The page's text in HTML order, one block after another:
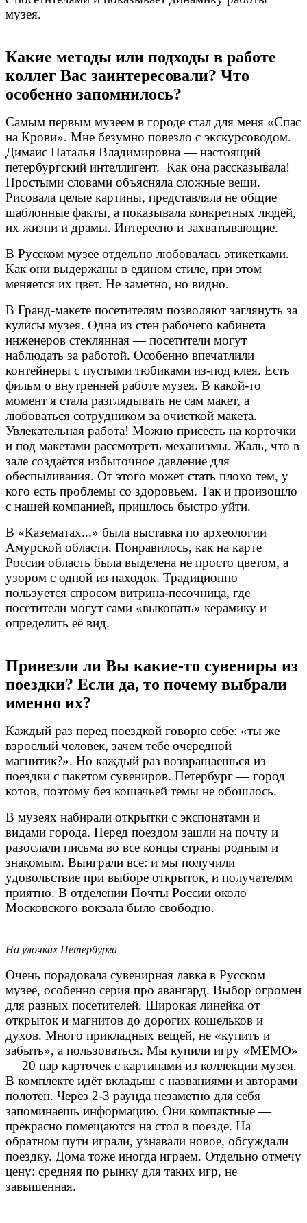
музея.
Какие методы или подходы в работе
коллег Вас заинтересовали? Что
особенно запомнилось?
Самым первым музеем в городе стал для меня «Спас
на Крови». Мне безумно повезло с экскурсоводом.
Димаис Наталья Владимировна — настоящий
петербургский интеллигент. Как она рассказывала!
Простыми словами объясняла сложные вещи.
Рисовала целые картины, представляла не общие
шаблонные факты, а показывала конкретных людей,
их жизни и драмы. Интересно и захватывающие.
В Русском музее отдельно любовалась этикетками.
Как они выдержаны в едином стиле, при этом
меняется их цвет. Не заметно, но видно.
В Гранд-макете посетителям позволяют заглянуть за
кулисы музея. Одна из стен рабочего кабинета
инженеров стеклянная — посетители могут
наблюдать за работой. Особенно впечатлили
контейнеры с пустыми тюбиками из-под клея. Есть
фильм о внутренней работе музея. В какой-то
момент я стала разглядывать не сам макет, а
любоваться сотрудником за очисткой макета.
Увлекательная работа! Можно присесть на корточки
и под макетами рассмотреть механизмы. Жаль, что в
зале создаётся избыточное давление для
обеспыливания. От этого может стать плохо тем, у
кого есть проблемы со здоровьем. Так и произошло
с нашей компанией, пришлось быстро уйти.
В «Казематах...» была выставка по археологии
Амурской области. Понравилось, как на карте
России область была выделена не просто цветом, а
узором с одной из находок. Традиционно
пользуется спросом витрина-песочница, где
посетители могут сами «выкопать» керамику и
определить её вид.
Привезли ли Вы какие-то сувениры из
поездки? Если да, то почему выбрали
именно их?
Каждый раз перед поездкой говорю себе: «ты же
взрослый человек, зачем тебе очередной
магнитик?». Но каждый раз возвращаешься из
поездки с пакетом сувениров. Петербург — город
котов, поэтому без кошачьей темы не обошлось.
В музеях набирали открытки с экспонатами и
видами города. Перед поездом зашли на почту и
разослали письма во все концы страны родным и
знакомым. Выиграли все: и мы получили
удовольствие при выборе открыток, и получателям
приятно. В отделении Почты России около
Московского вокзала было свободно.
На улочках Петербурга
Очень порадовала сувенирная лавка в Русском
музее, особенно серия про авангард. Выбор огромен
для разных посетителей. Широкая линейка от
открыток и магнитов до дорогих кошельков и
духов. Много прикладных вещей, не «купить и
забыть», а пользоваться. Мы купили игру «МЕМО»
— 20 пар карточек с картинами из коллекции музея.
В комплекте идёт вкладыш с названиями и авторами
полотен. Через 2-3 раунда незаметно для себя
запоминаешь информацию. Они компактные —
прекрасно помещаются на стол в поезде. На
обратном пути играли, узнавали новое, обсуждали
поездку. Дома тоже иногда играем. Отдельно отмечу
цену: средняя по рынку для таких игр, не
завышенная.